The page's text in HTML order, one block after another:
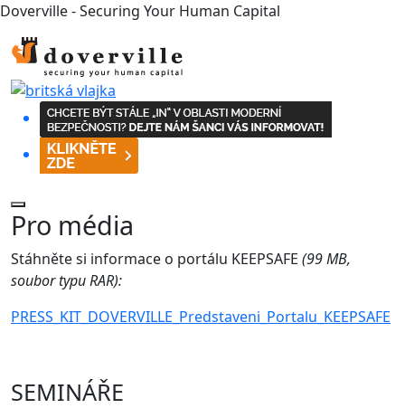
Doverville - Securing Your Human Capital
Pro média
Stáhněte si informace o portálu KEEPSAFE (99 MB,
soubor typu RAR):
PRESS_KIT_DOVERVILLE_Predstaveni_Portalu_KEEPSAFE
SEMINÁŘE